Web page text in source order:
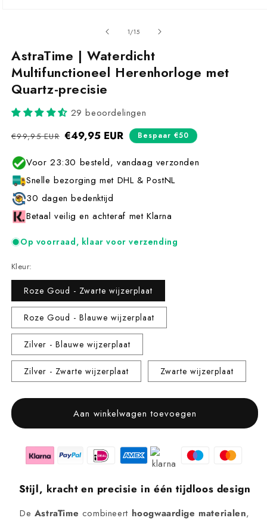
1/van
15
AstraTime | Waterdicht
Multifunctioneel Herenhorloge met
Quartz-precisie
29 beoordelingen
Normale
€99,95 EUR Aanbiedingsprijs
€49,95 EUR Bespaar €50
Voor 23:30 besteld, vandaag verzonden
Snelle bezorging met DHL & PostNL
30 dagen bedenktijd
Betaal veilig en achteraf met Klarna
Op voorraad, klaar voor verzending
Kleur:
Roze Goud - Zwarte wijzerplaat
Roze Goud - Blauwe wijzerplaat
Zilver - Blauwe wijzerplaat
Zilver - Zwarte wijzerplaat Zwarte wijzerplaat
Aan winkelwagen toevoegen
Stijl, kracht en precisie in één tijdloos design
De AstraTime combineert hoogwaardige materialen,